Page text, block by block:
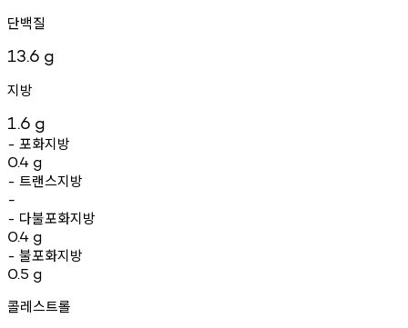
단백질
13.6 g
지방
1.6 g
- 포화지방
0.4 g
- 트랜스지방
-
- 다불포화지방
0.4 g
- 불포화지방
0.5 g
콜레스트롤